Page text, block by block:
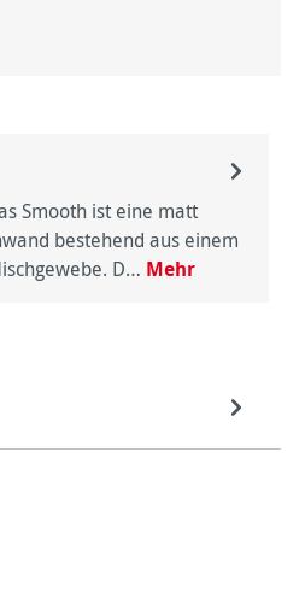
Smooth ist eine matt
bestehend aus einem
D… Mehr